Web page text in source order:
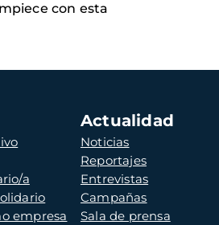
con esta
a
empresa
Actualidad
Noticias
Reportajes
Entrevistas
Campañas
Sala de prensa